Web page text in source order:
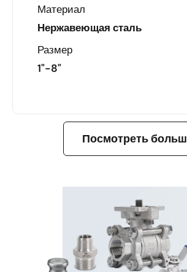
Материал
Нержавеющая сталь
Размер
1"-8"
УЗНАТЬ БОЛЬШЕ
Посмотреть